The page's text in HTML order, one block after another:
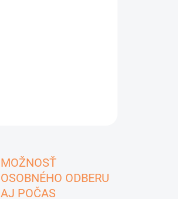
MOŽNOSŤ
OSOBNÉHO ODBERU
AJ POČAS